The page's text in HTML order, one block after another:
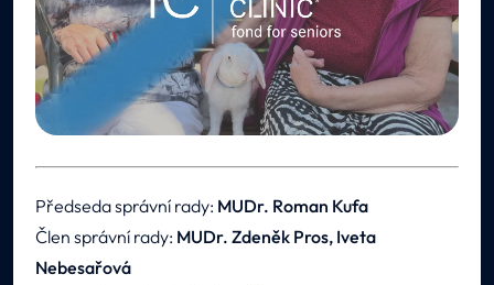
Předseda správní rady: MUDr. Roman Kufa
Člen správní rady: MUDr. Zdeněk Pros, Iveta
Nebesařová